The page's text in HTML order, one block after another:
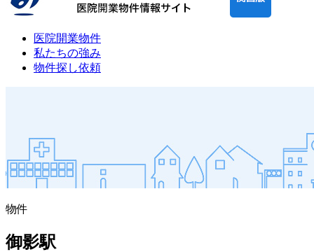
医院開業物件
私たちの強み
物件探し依頼
物件
御影駅